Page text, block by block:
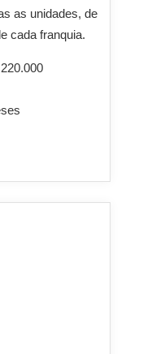
as unidades, de
cada franquia.